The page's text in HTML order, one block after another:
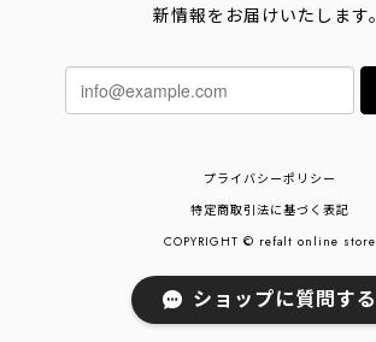
新情報をお届けいたします。
プライバシーポリシー
特定商取引法に基づく表記
COPYRIGHT © refalt online store
ショップに質問する